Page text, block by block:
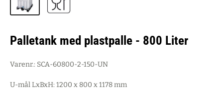
Palletank med plastpalle - 800 Liter
Varenr.: SCA-60800-2-150-UN
U-mål LxBxH: 1200 x 800 x 1178 mm